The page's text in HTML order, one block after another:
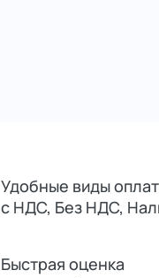
Удобные виды
с НДС, Без НДС,
Быстрая оценка